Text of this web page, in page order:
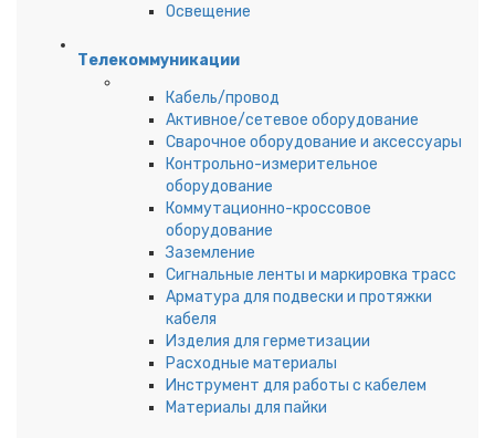
Освещение
Телекоммуникации
Кабель/провод
Активное/сетевое оборудование
Сварочное оборудование и аксессуары
Контрольно-измерительное
оборудование
Коммутационно-кроссовое
оборудование
Заземление
Сигнальные ленты и маркировка трасс
Арматура для подвески и протяжки
кабеля
Изделия для герметизации
Расходные материалы
Инструмент для работы с кабелем
Материалы для пайки